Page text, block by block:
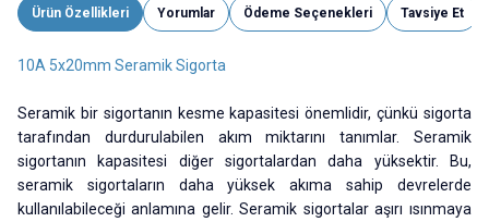
Ürün Özellikleri Yorumlar Ödeme Seçenekleri Tavsiye Et
10A 5x20mm Seramik Sigorta
Seramik bir sigortanın kesme kapasitesi önemlidir, çünkü sigorta
tarafından durdurulabilen akım miktarını tanımlar. Seramik
sigortanın kapasitesi diğer sigortalardan daha yüksektir. Bu,
seramik sigortaların daha yüksek akıma sahip devrelerde
kullanılabileceği anlamına gelir. Seramik sigortalar aşırı ısınmaya